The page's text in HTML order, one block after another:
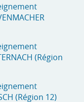
(Région
(Région 12)